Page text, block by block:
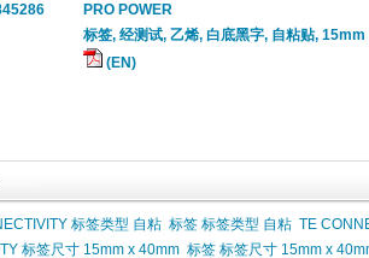
PRO POWER
标签, 经测试, 乙烯, 白底黑字, 自粘贴,
(EN)
标签类型 自粘 标签 标签类型 自粘 TE
标签尺寸 15mm x 40mm 标签 标签尺寸 15mm x